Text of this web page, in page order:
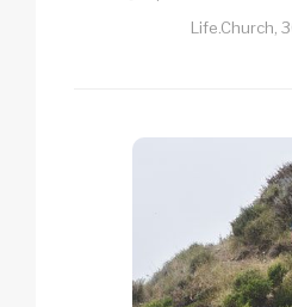
Life.Church,